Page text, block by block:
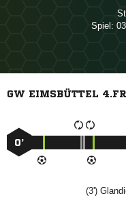
Spiel:
GW EIMSBÜTTEL
0’
(3')